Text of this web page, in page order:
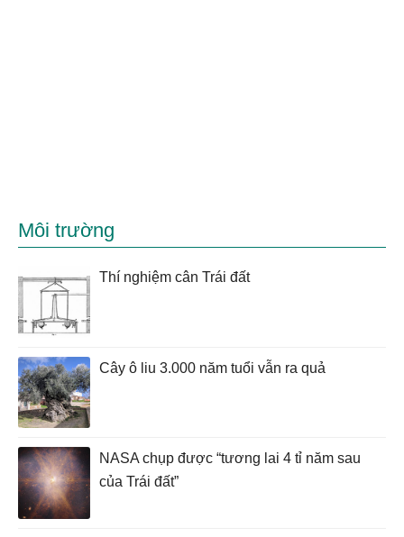
Môi trường
Thí nghiệm cân Trái đất
Cây ô liu 3.000 năm tuổi vẫn ra quả
NASA chụp được “tương lai 4 tỉ năm sau
của Trái đất”